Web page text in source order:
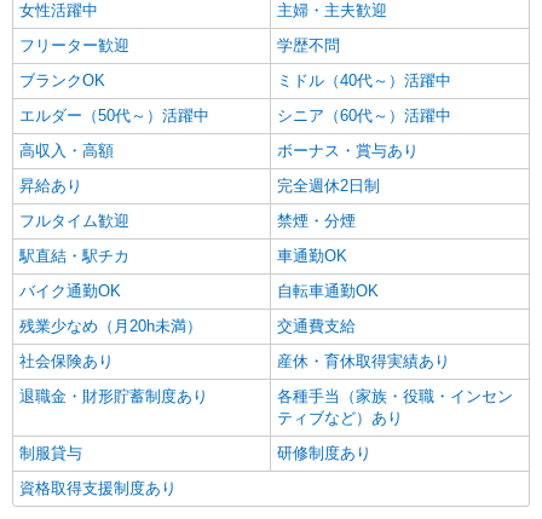
女性活躍中
主婦・主夫歓迎
フリーター歓迎
学歴不問
ブランクOK
ミドル（40代～）活躍中
エルダー（50代～）活躍中
シニア（60代～）活躍中
高収入・高額
ボーナス・賞与あり
昇給あり
完全週休2日制
フルタイム歓迎
禁煙・分煙
駅直結・駅チカ
車通勤OK
バイク通勤OK
自転車通勤OK
残業少なめ（月20h未満）
交通費支給
社会保険あり
産休・育休取得実績あり
退職金・財形貯蓄制度あり
各種手当（家族・役職・インセン
ティブなど）あり
制服貸与
研修制度あり
資格取得支援制度あり